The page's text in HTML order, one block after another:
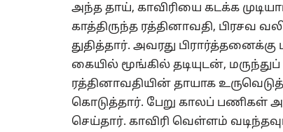
அந்த தாய், காவிரியை கடக்க
காத்திருந்த ரத்தினாவதி, பிரசவ
துதித்தார். அவரது
கையில் மூங்கில் தடியுடன்,
ரத்தினாவதியின் தாயாக
கொடுத்தார். பேறு காலப்
செய்தார். காவிரி வெள்ளம்